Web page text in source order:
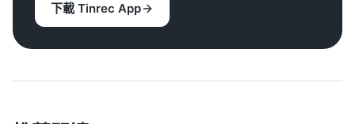
下載 Tinrec App